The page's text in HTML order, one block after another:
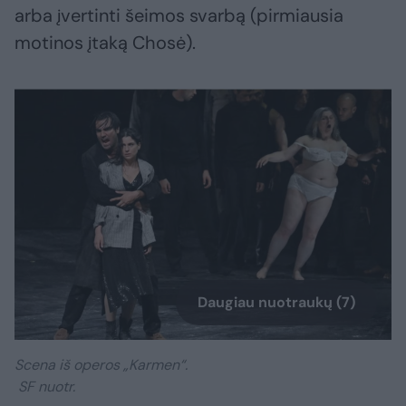
arba įvertinti šeimos svarbą (pirmiausia
motinos įtaką Chosė).
Daugiau nuotraukų (7)
Scena iš operos „Karmen“.
SF nuotr.